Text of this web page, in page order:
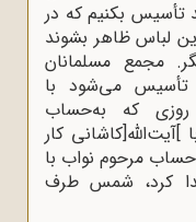
تأسیس بکنیم که در
لباس ظاهر بشوند
مجمع مسلمانان
27 تقریباً تأسیس می‌شود با
که به‌حساب
کار
مرحوم نواب با
کرد، شمس طرف